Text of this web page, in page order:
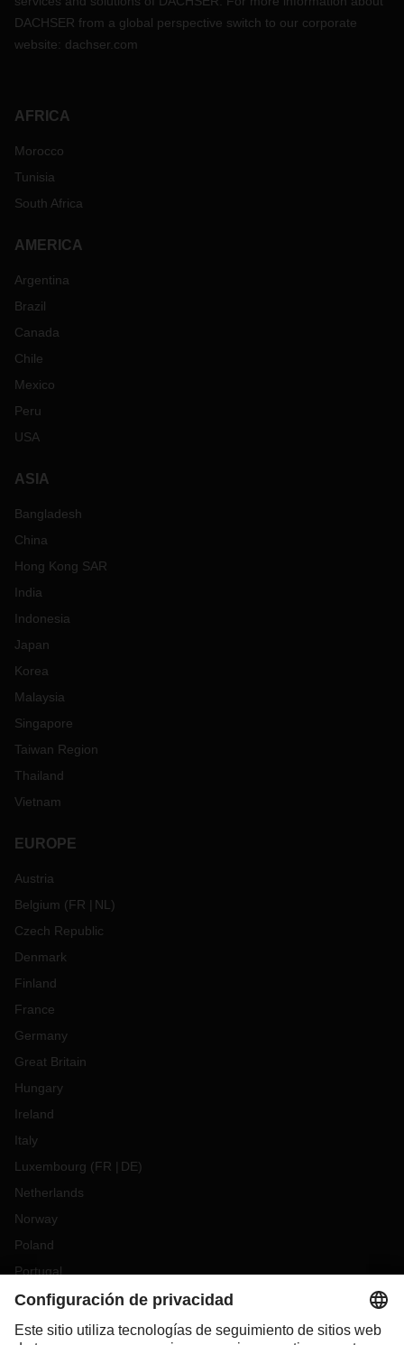
DACHSER from a global perspective switch to our corporate
website: dachser.com
AFRICA
Morocco
Tunisia
South Africa
AMERICA
Argentina
Brazil
Canada
Chile
Mexico
Peru
USA
ASIA
Bangladesh
China
Hong Kong SAR
India
Indonesia
Japan
Korea
Malaysia
Singapore
Taiwan Region
Thailand
Vietnam
EUROPE
Austria
Belgium (FR NL )
Czech Republic
Denmark
Finland
France
Germany
Great Britain
Hungary
Ireland
Italy
Luxembourg (FR DE)
Netherlands
Norway
Poland
Portugal
Romania
Slovakia